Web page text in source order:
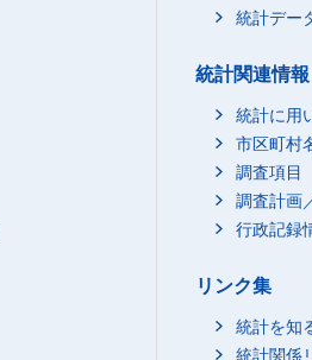
統計デー
統計関連情報
統計に用
市区町村
調査項目
調査計画
行政記録
リンク集
統計を知
統計関係